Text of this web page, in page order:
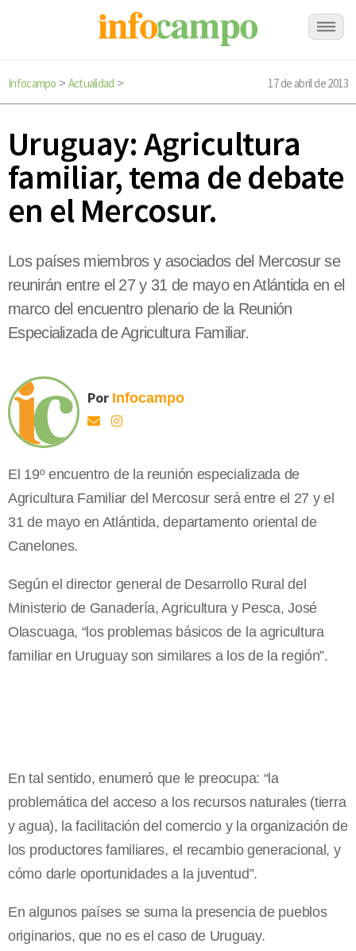
Infocampo > Actualidad > 17 de abril de 2013
Uruguay: Agricultura
familiar, tema de debate
en el Mercosur.
Los países miembros y asociados del Mercosur se
reunirán entre el 27 y 31 de mayo en Atlántida en el
marco del encuentro plenario de la Reunión
Especializada de Agricultura Familiar.
Por Infocampo
El 19º encuentro de la reunión especializada de
Agricultura Familiar del Mercosur será entre el 27 y el
31 de mayo en Atlántida, departamento oriental de
Canelones.
Según el director general de Desarrollo Rural del
Ministerio de Ganadería, Agricultura y Pesca, José
Olascuaga, “los problemas básicos de la agricultura
familiar en Uruguay son similares a los de la región”.
En tal sentido, enumeró que le preocupa: “la
problemática del acceso a los recursos naturales (tierra
y agua), la facilitación del comercio y la organización de
los productores familiares, el recambio generacional, y
cómo darle oportunidades a la juventud”.
En algunos países se suma la presencia de pueblos
originarios, que no es el caso de Uruguay.